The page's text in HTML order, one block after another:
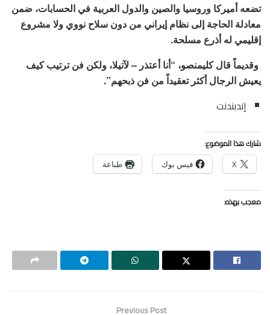
تضعه أميركا وروسيا والصين والدول العربية في الحسابات، ضمن
معادلة الحاجة إلى نظام إيراني من دون سلاح نووي ولا مشروع
إقليمي له أذرع مسلحة.
وقديماً قال كليمنصو، “أنا أعتذر – لآتيلا، ولكن فن ترتيب كيف
يعيش الرجال أكثر تعقيداً من فن ذبحهم”.
إندبندنت
شارك هذا الموضوع:
X فيس بوك طباعة
معجب بهذه:
Previous Post